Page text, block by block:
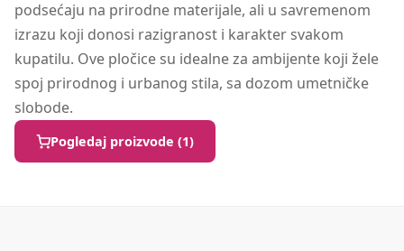
podsećaju na prirodne materijale, ali u savremenom
izrazu koji donosi razigranost i karakter svakom
kupatilu. Ove pločice su idealne za ambijente koji žele
spoj prirodnog i urbanog stila, sa dozom umetničke
slobode.
Pogledaj proizvode (1)